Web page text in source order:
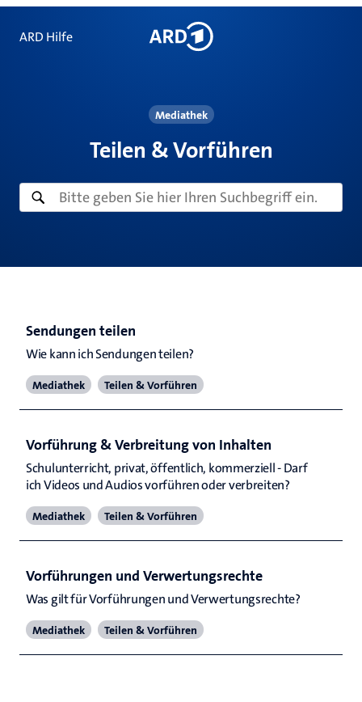
ARD Hilfe
Mediathek
Teilen & Vorführen
Sendungen teilen
Wie kann ich Sendungen teilen?
Mediathek Teilen & Vorführen
Vorführung & Verbreitung von Inhalten
Schulunterricht, privat, öffentlich, kommerziell - Darf
ich Videos und Audios vorführen oder verbreiten?
Mediathek Teilen & Vorführen
Vorführungen und Verwertungsrechte
Was gilt für Vorführungen und Verwertungsrechte?
Mediathek Teilen & Vorführen